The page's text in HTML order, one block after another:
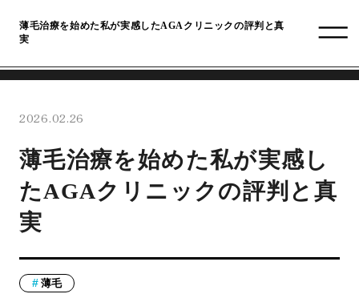
薄毛治療を始めた私が実感したAGAクリニックの評判と真
実
2026.02.26
薄毛治療を始めた私が実感し
たAGAクリニックの評判と真
実
薄毛